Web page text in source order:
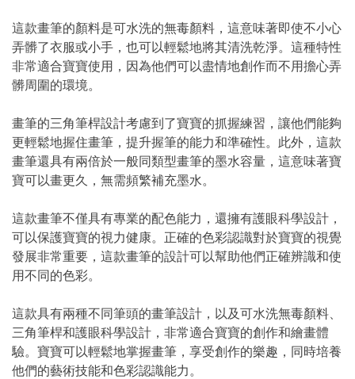
這款畫筆的顏料是可水洗的無毒顏料，這意味著即使不小心
弄髒了衣服或小手，也可以輕鬆地將其清洗乾淨。這種特性
非常適合寶寶使用，因為他們可以盡情地創作而不用擔心弄
髒周圍的環境。
畫筆的三角筆桿設計考慮到了寶寶的抓握練習，讓他們能夠
更輕鬆地握住畫筆，提升握筆的能力和準確性。此外，這款
畫筆還具有兩倍於一般同類型畫筆的墨水容量，這意味著寶
寶可以畫更久，無需頻繁補充墨水。
這款畫筆不僅具有專業的配色能力，還擁有護眼科學設計，
可以保護寶寶的視力健康。正確的色彩認識對於寶寶的視覺
發展非常重要，這款畫筆的設計可以幫助他們正確辨識和使
用不同的色彩。
這款具有兩種不同筆頭的畫筆設計，以及可水洗無毒顏料、
三角筆桿和護眼科學設計，非常適合寶寶的創作和繪畫體
驗。寶寶可以輕鬆地掌握畫筆，享受創作的樂趣，同時培養
他們的藝術技能和色彩認識能力。